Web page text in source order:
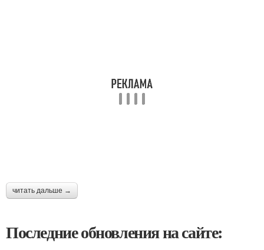
читать дальше →
Последние обновления на сайте: